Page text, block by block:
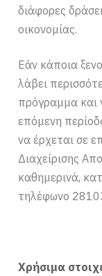
διάφορες
οικονομίας.
Εάν κάποια
λάβει
πρόγραμμα και
επόμενη
να έρχεται σε
Διαχείρισης
καθημερινά,
τηλέφωνο
Χρήσιμα